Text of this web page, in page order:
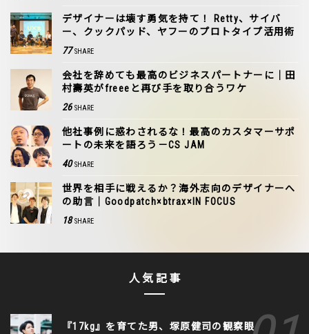
デザイナーは壊す勇気を持て！ Retty、サイバ
ー、クックパッド、ヤフーのプロトタイプ活用術
77 SHARE
会社を辞めても最高のビジネスパートナーに｜田
村壽英がfreeeと再び手を取り合うワケ
26 SHARE
他社事例に惑わされるな！最高のカスタマーサポ
ートの未来を語ろう－CS JAM
40 SHARE
世界を相手に戦えるか？海外志向のデザイナーへ
の助言｜Goodpatch×btrax×IN FOCUS
18 SHARE
人気記事
『17kg』を育てた男、塚原健司の観察眼